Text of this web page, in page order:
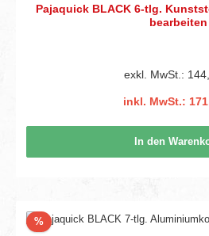
Pajaquick BLACK 6-tlg.
bearbeiten
exkl. MwSt.:
inkl. MwSt.:
In den
%Rabatt